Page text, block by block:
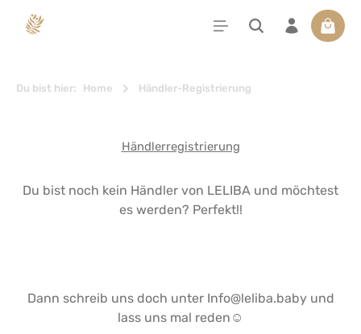
springen
Du bist hier: Home Händler-Registrierung
Händlerregistrierung
Du bist noch kein Händler von LELIBA und möchtest
es werden? Perfekt!!
Dann schreib uns doch unter Info@leliba.baby und
lass uns mal reden☺️